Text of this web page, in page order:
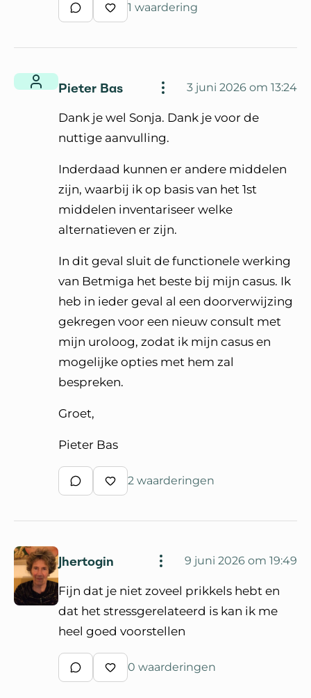
Schrijf een reactie
Waardeer reactie
1 waardering
Pieter Bas 3 juni 2026 om 13:24
Dank je wel Sonja. Dank je voor de
nuttige aanvulling.
Inderdaad kunnen er andere middelen
zijn, waarbij ik op basis van het 1st
middelen inventariseer welke
alternatieven er zijn.
In dit geval sluit de functionele werking
van Betmiga het beste bij mijn casus. Ik
heb in ieder geval al een doorverwijzing
gekregen voor een nieuw consult met
mijn uroloog, zodat ik mijn casus en
mogelijke opties met hem zal
bespreken.
Groet,
Pieter Bas
Schrijf een reactie
Waardeer reactie
2 waarderingen
Jhertogin 9 juni 2026 om 19:49
Fijn dat je niet zoveel prikkels hebt en
dat het stressgerelateerd is kan ik me
heel goed voorstellen
Schrijf een reactie
Waardeer reactie
0 waarderingen